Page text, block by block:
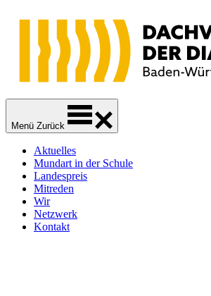
Navigation
Inhalt
Footer
Dachverband der Dialekte Baden-Württemberg
Sprachliche Vielfalt
Menü Zurück
Aktuelles
Mundart in der Schule
Landespreis
Mitreden
Wir
Netzwerk
Kontakt